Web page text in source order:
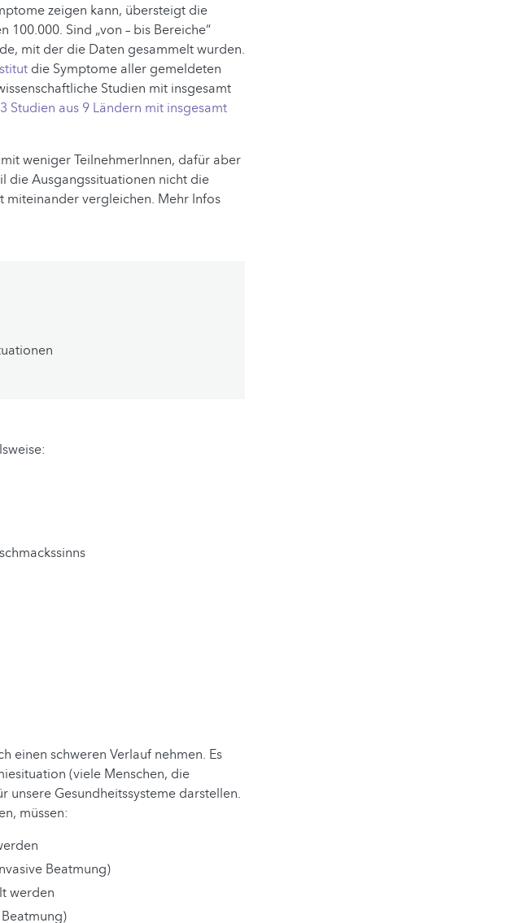
zeigen kann, übersteigt die
Sind „von – bis Bereiche“
mit der die Daten gesammelt wurden.
die Symptome aller gemeldeten
Studien mit insgesamt
Studien aus 9 Ländern mit insgesamt
weniger TeilnehmerInnen, dafür aber
die Ausgangssituationen nicht die
miteinander vergleichen. Mehr Infos
einen schweren Verlauf nehmen. Es
(viele Menschen, die
Gesundheitssysteme darstellen.
müssen:
Beatmung)
werden